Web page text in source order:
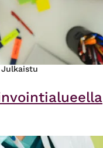
Julkaistu